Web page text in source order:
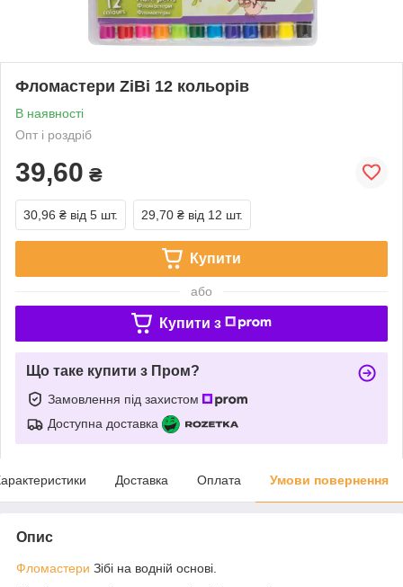
Фломастери ZiBi 12 кольорів
В наявності
Опт і роздріб
39,60 ₴
30,96 ₴ від 5 шт. 29,70 ₴ від 12 шт.
Купити
або
Купити з
Що таке купити з Пром?
Замовлення під захистом
Доступна доставка
Доставка Оплата Умови повернення
Опис
Фломастери Зібі на водній основі.